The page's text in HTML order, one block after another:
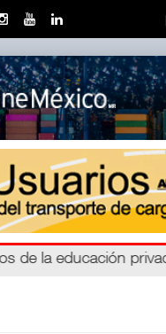
Ángel Bres encabezará
de la educación